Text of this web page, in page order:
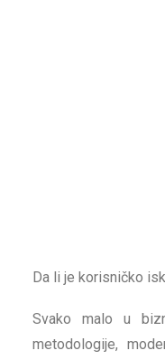
Da li je korisničko
Svako malo u
metodologije,